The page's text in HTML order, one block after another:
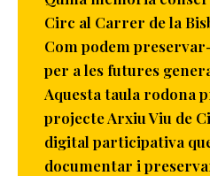
Circ al Carrer de la
Com podem
per a les futures
Aquesta taula rodona
projecte Arxiu Viu de
digital participativa
documentar i